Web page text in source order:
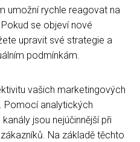
umožní rychle reagovat na
se objeví nové
upravit své strategie a
podmínkám.
vašich marketingových
Pomocí analytických
jsou nejúčinnější při
Na základě těchto